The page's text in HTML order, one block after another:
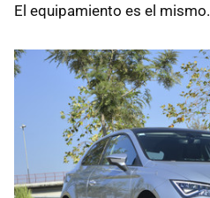
El equipamiento es el mismo.